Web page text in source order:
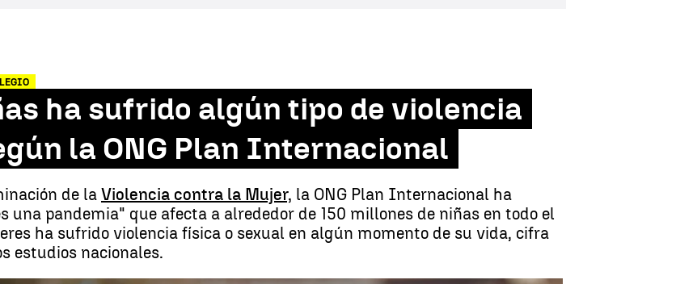
ha sufrido algún tipo de violencia
la ONG Plan Internacional
de la Violencia contra la Mujer, la ONG Plan Internacional ha
una pandemia" que afecta a alrededor de 150 millones de niñas en todo el
ha sufrido violencia física o sexual en algún momento de su vida, cifra
estudios nacionales.